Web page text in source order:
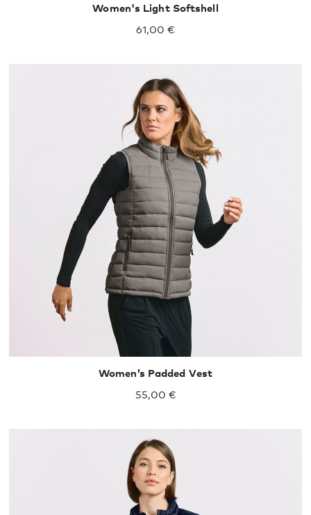
Women's Light Softshell
61,00 €
Women’s Padded Vest
55,00 €